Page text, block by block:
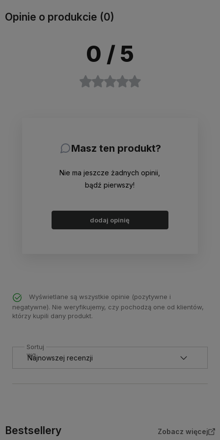
Opinie o produkcie (0)
0 / 5
Masz ten produkt?
Nie ma jeszcze żadnych opinii,
bądź pierwszy!
dodaj opinię
Wyświetlane są wszystkie opinie (pozytywne i
negatywne). Nie weryfikujemy, czy pochodzą one od klientów,
którzy kupili dany produkt.
Sortuj
wg
Bestsellery Zobacz więcej